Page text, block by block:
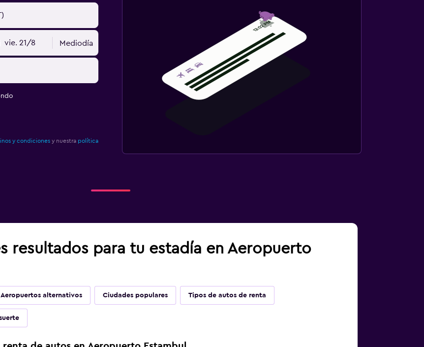
vie. 21/8 Mediodía
y condicionesy nuestra política
resultados para tu estadía en Aeropuerto
Aeropuertos alternativos Ciudades populares Tipos de autos de renta